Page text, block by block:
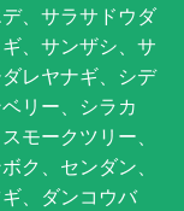
、サラサドウダ
、サンザシ、サ
レヤナギ、シデ
リー、シラカ
モークツリー、
ク、センダン、
、ダンコウバ